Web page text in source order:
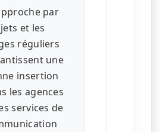
par
et les
réguliers
une
insertion
les agences
services de